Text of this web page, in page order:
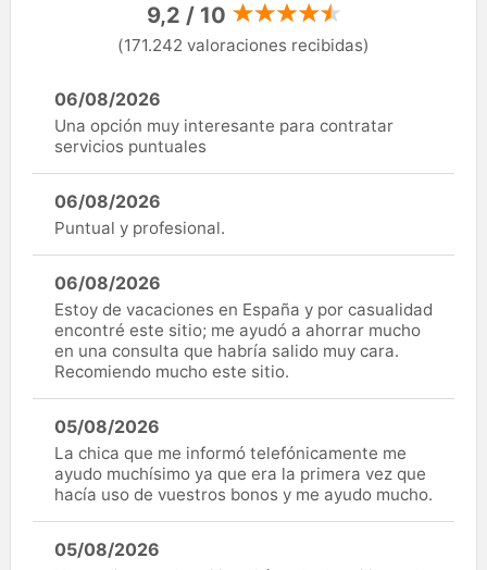
9,2 / 10
(171.242 valoraciones recibidas)
06/08/2026
Una opción muy interesante para contratar
servicios puntuales
06/08/2026
Puntual y profesional.
06/08/2026
Estoy de vacaciones en España y por casualidad
encontré este sitio; me ayudó a ahorrar mucho
en una consulta que habría salido muy cara.
Recomiendo mucho este sitio.
05/08/2026
La chica que me informó telefónicamente me
ayudo muchísimo ya que era la primera vez que
hacía uso de vuestros bonos y me ayudo mucho.
05/08/2026